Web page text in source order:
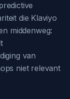
die Klaviyo
middenweg:
van
niet relevant